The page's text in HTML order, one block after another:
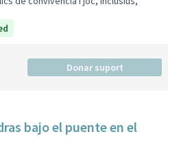
Donar suport
bajo el puente en el